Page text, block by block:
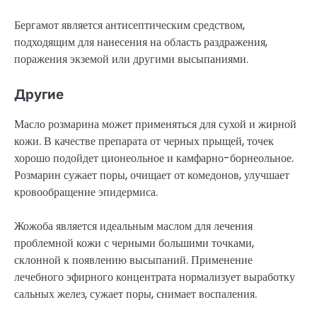
Бергамот является антисептическим средством,
подходящим для нанесения на область раздражения,
поражения экземой или другими высыпаниями.
Другие
Масло розмарина может применяться для сухой и жирной
кожи. В качестве препарата от черных прыщей, точек
хорошо подойдет ционеольное и камфарно-борнеольное.
Розмарин сужает поры, очищает от комедонов, улучшает
кровообращение эпидермиса.
Жожоба является идеальным маслом для лечения
проблемной кожи с черными большими точками,
склонной к появлению высыпаний. Применение
лечебного эфирного концентрата нормализует выработку
сальных желез, сужает поры, снимает воспаления.